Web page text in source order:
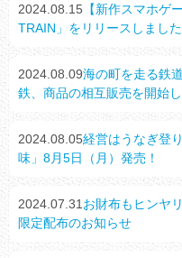
2024.08.15 【新作スマホゲ
TRAIN」をリリースしました
2024.08.09海の町を走る鉄
鉄、商品の相互販売を開始
2024.08.05経営はうなぎ登
味」8月5日（月）発売！
2024.07.31お財布もヒンヤ
限定配布のお知らせ